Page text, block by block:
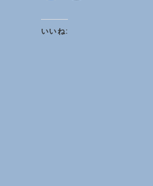
いいね: